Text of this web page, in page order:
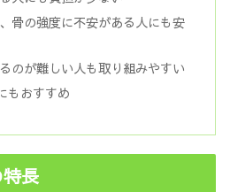
骨の強度に不安がある人にも安
のが難しい人も取り組みやすい
もおすすめ
長